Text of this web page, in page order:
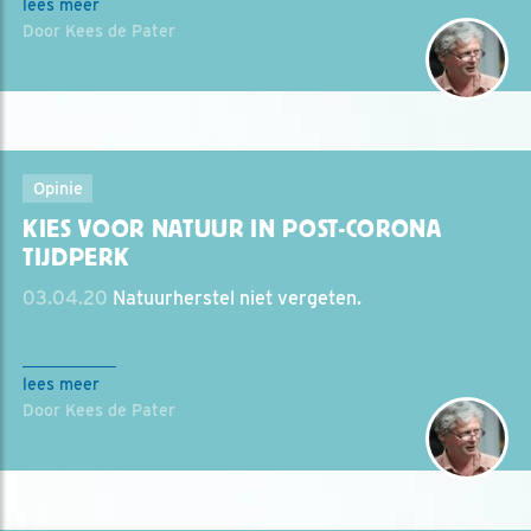
lees meer
Door Kees de Pater
Opinie
KIES VOOR NATUUR IN POST-CORONA
TIJDPERK
03.04.20 Natuurherstel niet vergeten.
lees meer
Door Kees de Pater